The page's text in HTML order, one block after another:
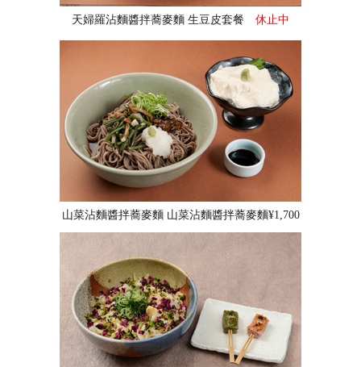
天婦羅沾麵醬拌蕎麥麵 生豆皮套餐 休止中
山菜沾麵醬拌蕎麥麵 山菜沾麵醬拌蕎麥麵¥1,700